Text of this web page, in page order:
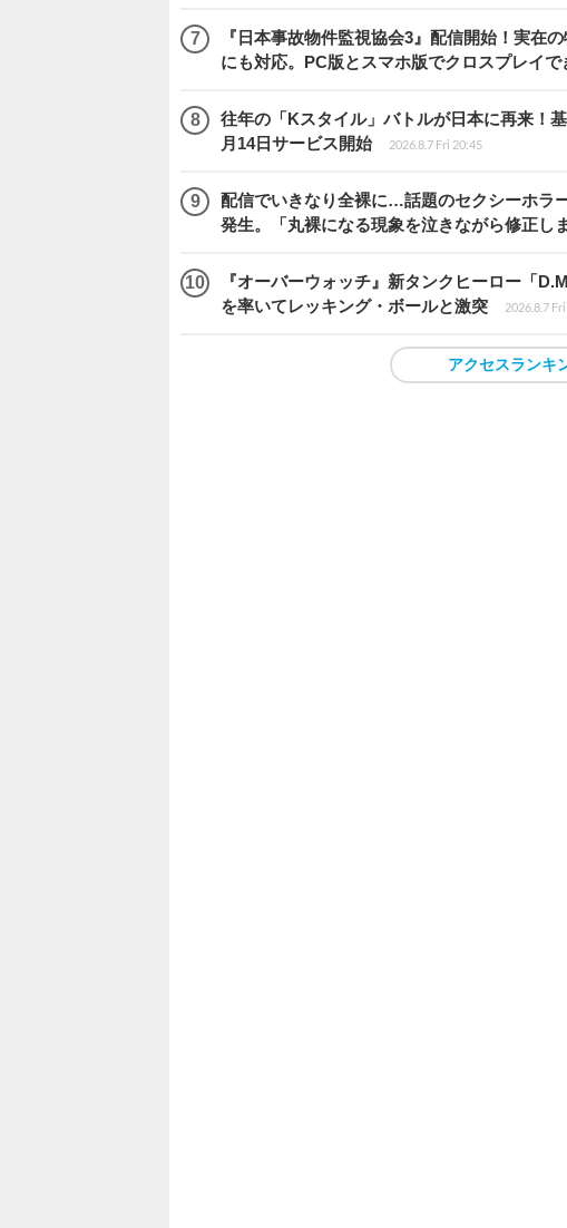
『日本事故物件監視協会3』配信開始！実在
にも対応。PC版とスマホ版でクロスプレイで
往年の「Kスタイル」バトルが日本に再来！
月14日サービス開始
2026.8.7 Fri 20:45
配信でいきなり全裸に…話題のセクシーホラ
発生。「丸裸になる現象を泣きながら修正し
『オーバーウォッチ』新タンクヒーロー「
を率いてレッキング・ボールと激突
2026.8.7
アクセスランキ